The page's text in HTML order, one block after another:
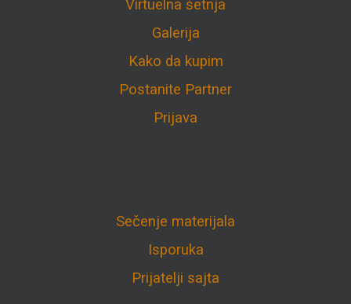
Virtuelna šetnja
Galerija
Kako da kupim
Postanite Partner
Prijava
Sečenje materijala
Isporuka
Prijatelji sajta